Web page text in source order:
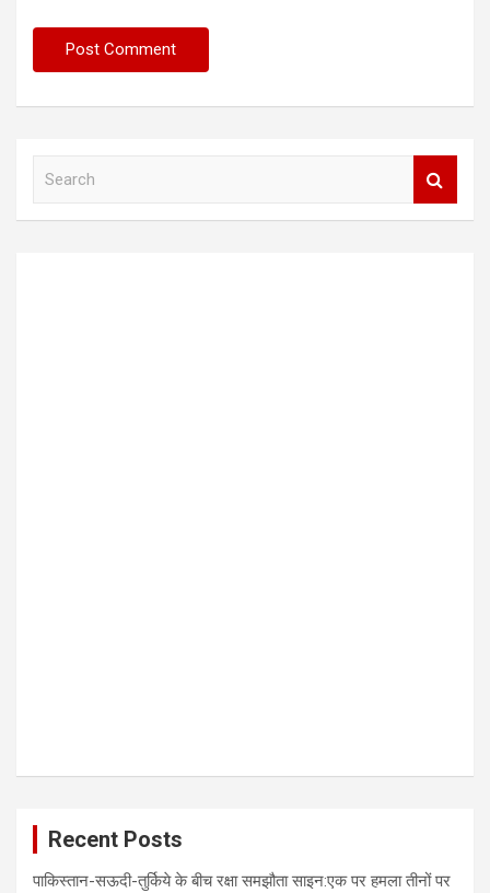
Recent Posts
पाकिस्तान-सऊदी-तुर्किये के बीच रक्षा समझौता साइन:एक पर हमला तीनों पर